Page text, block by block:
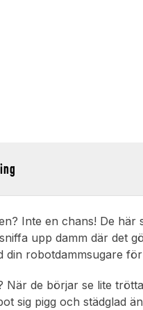
Inte en chans! De
upp damm där det
din robotdammsugare
När de börjar se lite
sig pigg och städglad